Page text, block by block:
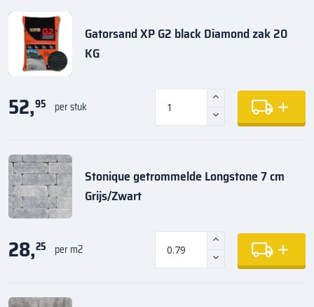
Gatorsand XP G2 black Diamond zak 20
KG
52,95 per stuk
Stonique getrommelde Longstone 7 cm
Grijs/Zwart
28,25 per m2